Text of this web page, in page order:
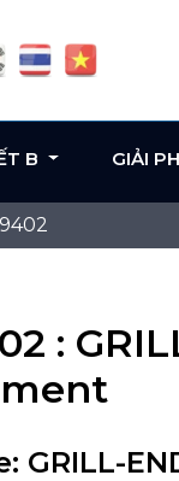
:
GRILL-
B GIẢI